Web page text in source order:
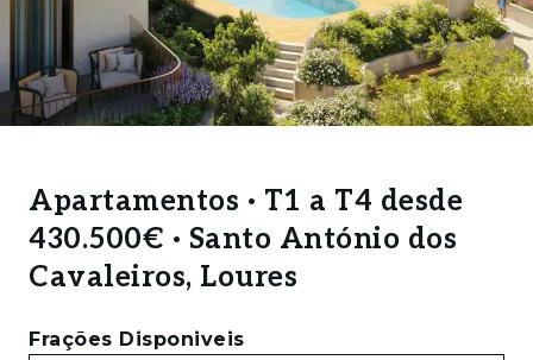
Apartamentos · T1 a T4 desde
430.500€ · Santo António dos
Cavaleiros, Loures
Frações Disponiveis